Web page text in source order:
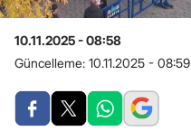
10.11.2025 - 08:58
Güncelleme: 10.11.2025 - 08:59